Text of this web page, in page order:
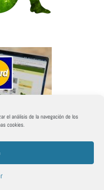
el análisis de la navegación de los
cookies.